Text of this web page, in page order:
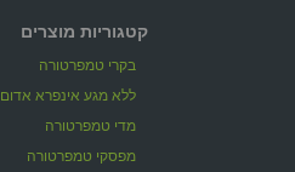
קטגוריות מוצרים
בקרי טמפרטורה
ללא מגע אינפרא אדום
מדי טמפרטורה
מפסקי טמפרטורה